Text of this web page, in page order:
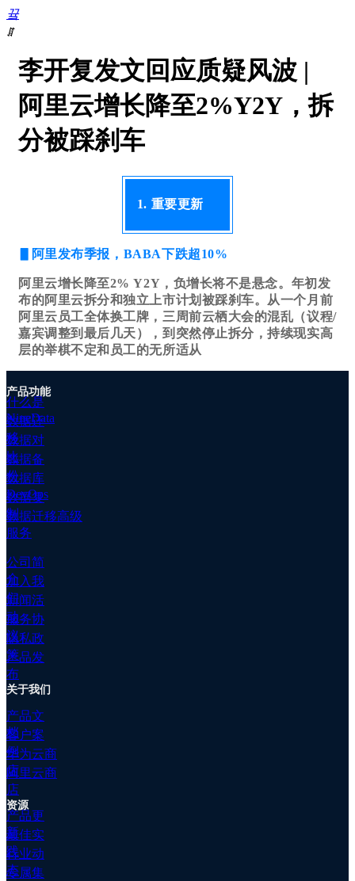
끀
ꁲ
首
页
数
据
库
DevOps
迁
移
数
据
库
迁
移
高
级
服
务
数
据
备
份
数
据
比
客
户
案
例
文
档
属
群
公
司
简
公
司
资
讯
关
李开复发文回应质疑风波 |
阿里云增长降至2%Y2Y，拆
分被踩刹车
1. 重要更新
▋阿里发布季报，BABA下跌超10%
阿里云增长降至2% Y2Y，负增长将不是悬念。年初发
布的阿里云拆分和独立上市计划被踩刹车。从一个月前
阿里云员工全体换工牌，三周前云栖大会的混乱（议程/
嘉宾调整到最后几天），到突然停止拆分，持续现实高
层的举棋不定和员工的无所适从
▋零一万物陷入质疑风波，李开复朋友圈发文回应
11月14日，在Yi-34B大模型的Hugging Face开源主页
上，一位名为ehartford的开发者称，Yi-34B模型使用了
Meta LLaMA 的架构，只对两个张量（Tensor）名称
进行了修改，分别为 input_layernorm 和
post_attention_layernorm——Yi-34B大模型正是李开
复旗下AI公司零一万物于11月6日发布的。巧合的是，
近日网络上流传着一张原阿里技术副总裁、深度学习框
为声称“国内某大厂新模型套壳 LLaMA 架构”。不少人
根据这两件事认为贾扬清所暗示的正是零一万物，从而
引发了一场关于AI创新与生态热烈的讨论。李开复于近
日发布朋友圈称：“就像做一个手机App开发者，不会
去自创iOS、Android以外的全新基础架构。01.AI起步
受益于开源，也贡献开源，从社区中虚心学习，我们会
持续进步。”
▋ICBC已向黑客支付赎金
据路透社消息，Lockbit勒索软件团伙在一份声明中表示，
ICBC在上周被黑客入侵后支付了赎金。据CNN消息，
产品功能
什么是
NineData
数据迁
移
数据对
比
数据备
份
数据库
DevOps
数据复
制
数据迁移高级
服务
公司简
介
加入我
们
新闻活
动
服务协
议
隐私政
策
产品发
布
关于我们
产品文
档
客户案
例
华为云商
店
阿里云商
店
资源
产品更
新
最佳实
践
行业动
态
专属集